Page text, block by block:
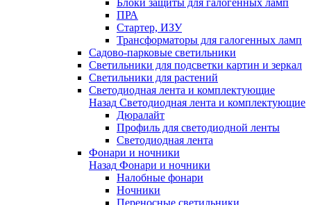
Блоки защиты для галогенных ламп
ПРА
Стартер, ИЗУ
Трансформаторы для галогенных ламп
Садово-парковые светильники
Светильники для подсветки картин и зеркал
Светильники для растений
Светодиодная лента и комплектующие
Назад Светодиодная лента и комплектующие
Дюралайт
Профиль для светодиодной ленты
Светодиодная лента
Фонари и ночники
Назад Фонари и ночники
Налобные фонари
Ночники
Переносные светильники